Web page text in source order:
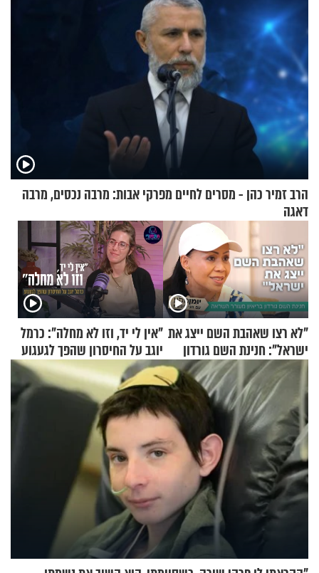
הרב זמיר כהן - מסרים לחיים מפרקי אבות: מרבה נכסים, מרבה
דאגה
"לא רצו שאהבת השם ייצג את
ישראל": חנינת השם גורדון
בריאיון מעורר השראה
"אין לי יד, וזו לא מחלה": כרמל
יוגב על החיסרון שהפך לגעגוע